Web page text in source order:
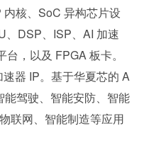
核、SoC 异构芯片设
、DSP、ISP、AI 加速
，以及 FPGA 板卡。
器 IP。基于华夏芯的 A
驾驶、智能安防、智能
联网、智能制造等应用